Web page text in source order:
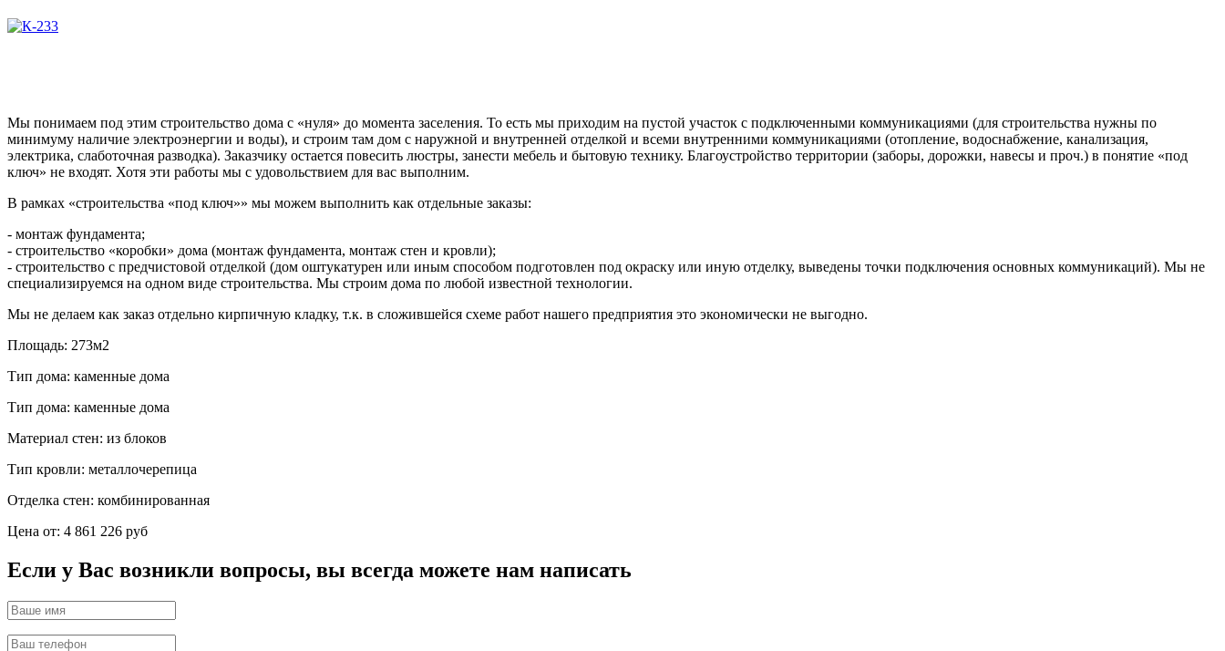
Мы понимаем под этим строительство дома с «нуля» до момента заселения. То есть мы приходим на пустой участок с подключенными коммуникациями (для строительства нужны по
минимуму наличие электроэнергии и воды), и строим там дом с наружной и внутренней отделкой и всеми внутренними коммуникациями (отопление, водоснабжение, канализация,
электрика, слаботочная разводка). Заказчику остается повесить люстры, занести мебель и бытовую технику. Благоустройство территории (заборы, дорожки, навесы и проч.) в понятие «под
ключ» не входят. Хотя эти работы мы с удовольствием для вас выполним.
В рамках «строительства «под ключ»» мы можем выполнить как отдельные заказы:
- монтаж фундамента;
- строительство «коробки» дома (монтаж фундамента, монтаж стен и кровли);
- строительство с предчистовой отделкой (дом оштукатурен или иным способом подготовлен под окраску или иную отделку, выведены точки подключения основных коммуникаций). Мы не
специализируемся на одном виде строительства. Мы строим дома по любой известной технологии.
Мы не делаем как заказ отдельно кирпичную кладку, т.к. в сложившейся схеме работ нашего предприятия это экономически не выгодно.
Площадь: 273м2
Тип дома: каменные дома
Тип дома: каменные дома
Материал стен: из блоков
Тип кровли: металлочерепица
Отделка стен: комбинированная
Цена от: 4 861 226 руб
Если у Вас возникли вопросы, вы всегда можете нам написать